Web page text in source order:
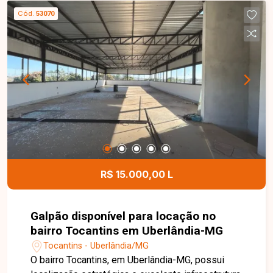
armário e box, cozinha com armários planejados
e área de serviço independente. O condomínio
conta com elevador e salão de festas,
proporcionando mais comodidade, segurança e
lazer para toda a família. Entre em contato para
mais informações e agende uma visita para
conhecer este excelente apartamento.
Cód. 53070
R$ 15.000,00 L
Galpão disponível para locação no
bairro Tocantins em Uberlândia-MG
Tocantins - Uberlândia/MG
O bairro Tocantins, em Uberlândia-MG, possui